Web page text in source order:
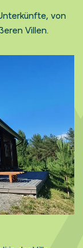
von
Villen.